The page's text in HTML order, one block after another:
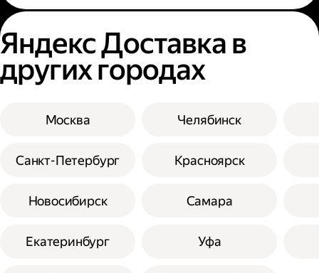
Яндекс Доставка в
других городах
Москва
Санкт-Петербург
Новосибирск
Екатеринбург
Челябинск
Красноярск
Самара
Уфа